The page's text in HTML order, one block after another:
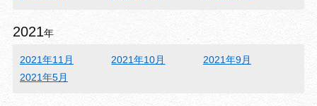
2021年
2021年11月 2021年10月
2021年9月
2021年5月